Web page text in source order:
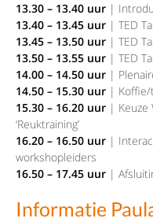
13.30 – 13.40 uur |
13.40 – 13.45 uur | TED
13.45 – 13.50 uur | TED
13.50 – 13.55 uur | TED
14.00 – 14.50 uur |
14.50 – 15.30 uur | Koffie/
15.30 – 16.20 uur | Keuze
‘Reuktraining’
16.20 – 16.50 uur |
workshopleiders
16.50 – 17.45 uur |
Informatie